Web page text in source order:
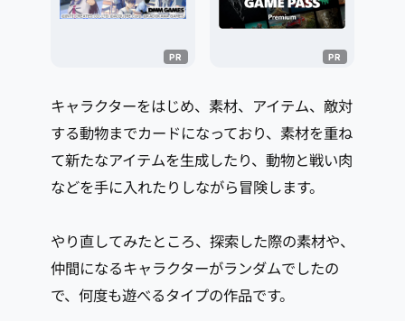
キャラクターをはじめ、素材、アイテム、敵対
する動物までカードになっており、素材を重ね
て新たなアイテムを生成したり、動物と戦い肉
などを手に入れたりしながら冒険します。
やり直してみたところ、探索した際の素材や、
仲間になるキャラクターがランダムでしたの
で、何度も遊べるタイプの作品です。